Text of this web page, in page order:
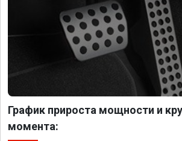
График прироста мощности и
момента: